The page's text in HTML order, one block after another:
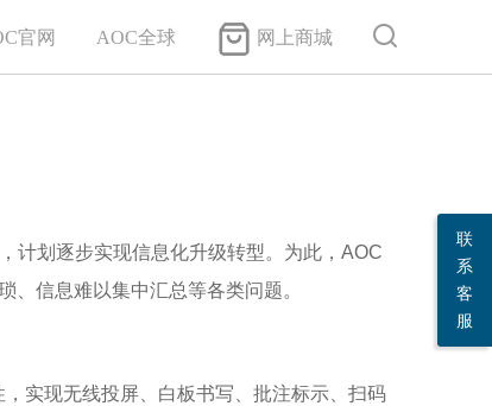
官网 AOC全球 网上商城
计划逐步实现信息化升级转型。为此，AOC
信息难以集中汇总等各类问题。
实现无线投屏、白板书写、批注标示、扫码
联
系
客
服